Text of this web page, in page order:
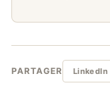
PARTAGER LinkedIn